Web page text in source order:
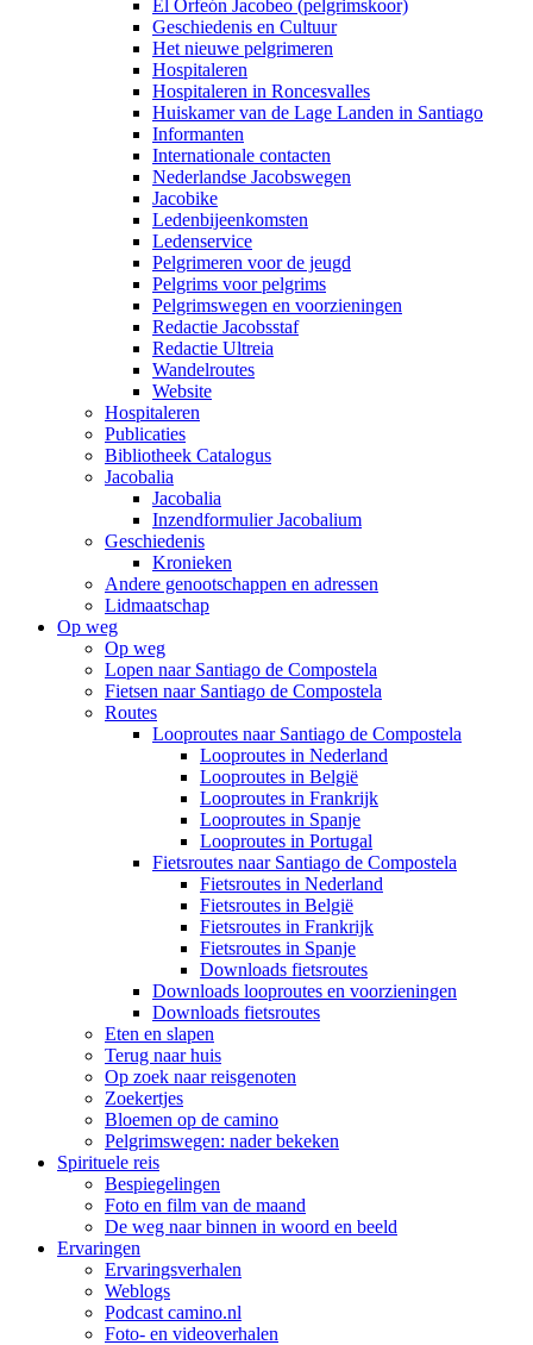
El Orfeón Jacobeo (pelgrimskoor)
Geschiedenis en Cultuur
Het nieuwe pelgrimeren
Hospitaleren
Hospitaleren in Roncesvalles
Huiskamer van de Lage Landen in Santiago
Informanten
Internationale contacten
Nederlandse Jacobswegen
Jacobike
Ledenbijeenkomsten
Ledenservice
Pelgrimeren voor de jeugd
Pelgrims voor pelgrims
Pelgrimswegen en voorzieningen
Redactie Jacobsstaf
Redactie Ultreia
Wandelroutes
Website
Hospitaleren
Publicaties
Bibliotheek Catalogus
Jacobalia
Jacobalia
Inzendformulier Jacobalium
Geschiedenis
Kronieken
Andere genootschappen en adressen
Lidmaatschap
Op weg
Op weg
Lopen naar Santiago de Compostela
Fietsen naar Santiago de Compostela
Routes
Looproutes naar Santiago de Compostela
Looproutes in Nederland
Looproutes in België
Looproutes in Frankrijk
Looproutes in Spanje
Looproutes in Portugal
Fietsroutes naar Santiago de Compostela
Fietsroutes in Nederland
Fietsroutes in België
Fietsroutes in Frankrijk
Fietsroutes in Spanje
Downloads fietsroutes
Downloads looproutes en voorzieningen
Downloads fietsroutes
Eten en slapen
Terug naar huis
Op zoek naar reisgenoten
Zoekertjes
Bloemen op de camino
Pelgrimswegen: nader bekeken
Spirituele reis
Bespiegelingen
Foto en film van de maand
De weg naar binnen in woord en beeld
Ervaringen
Ervaringsverhalen
Weblogs
Podcast camino.nl
Foto- en videoverhalen